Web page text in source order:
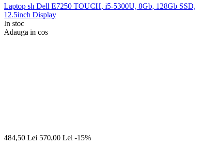
Laptop sh Dell E7250 TOUCH, i5-5300U, 8Gb, 128Gb SSD,
12.5inch Display
In stoc
Adauga in cos
484,50 Lei 570,00 Lei -15%